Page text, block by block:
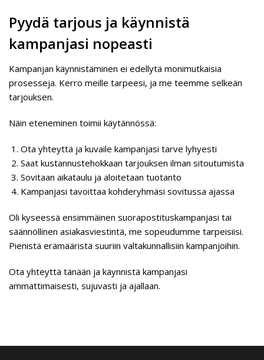
Pyydä tarjous ja käynnistä
kampanjasi nopeasti
Kampanjan käynnistäminen ei edellytä monimutkaisia
prosesseja. Kerro meille tarpeesi, ja me teemme selkeän
tarjouksen.
Näin eteneminen toimii käytännössä:
Ota yhteyttä ja kuvaile kampanjasi tarve lyhyesti
Saat kustannustehokkaan tarjouksen ilman sitoutumista
Sovitaan aikataulu ja aloitetaan tuotanto
Kampanjasi tavoittaa kohderyhmäsi sovitussa ajassa
Oli kyseessä ensimmäinen suorapostituskampanjasi tai
säännöllinen asiakasviestintä, me sopeudumme tarpeisiisi.
Pienistä erämääristä suuriin valtakunnallisiin kampanjoihin.
Ota yhteyttä tänään ja käynnistä kampanjasi
ammattimaisesti, sujuvasti ja ajallaan.